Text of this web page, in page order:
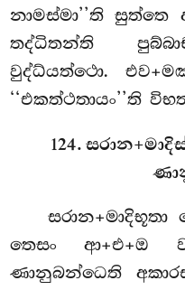
නාමස්මා’’ති
තද්ධිතන්ති
වුද්ධ්යත්ථො.
‘‘එකත්ථතායං’’ති
124.
තෙසං ආ+එ+ඔ
ණානුබන්ධෙති